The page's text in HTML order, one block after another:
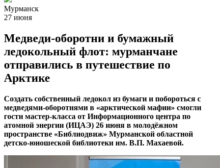
Мурманск
27 июня
Медведи-оборотни и бумажный
ледокольный флот: мурманчане
отправились в путешествие по
Арктике
Создать собственный ледокол из бумаги и побороться с
медведями-оборотнями в «арктической мафии» смогли
гости мастер-класса от Информационного центра по
атомной энергии (ИЦАЭ) 26 июня в молодёжном
пространстве «Библиодвиж» Мурманской областной
детско-юношеской библиотеки им. В.П. Махаевой.